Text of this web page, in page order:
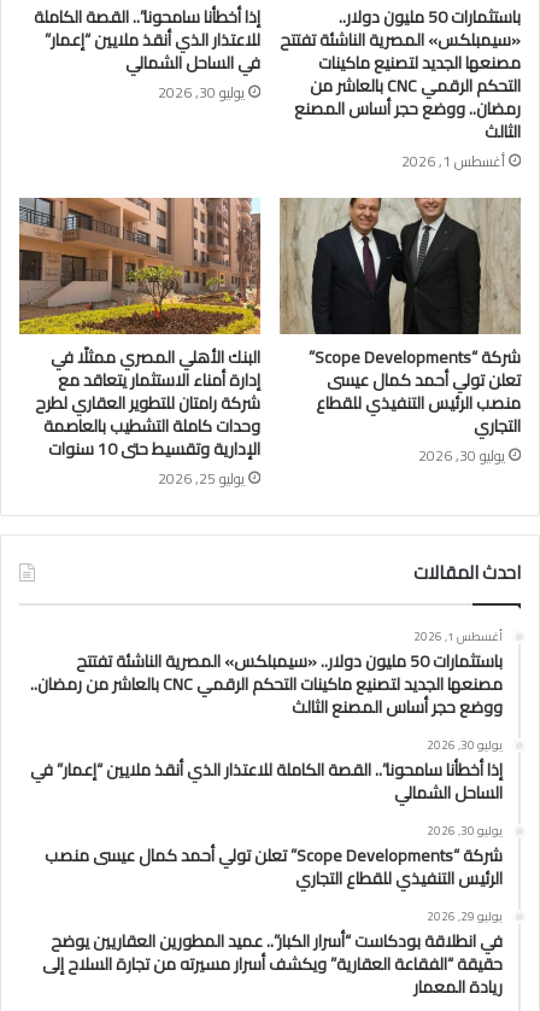
باستثمارات 50 مليون دولار..
«سيمبلكس» المصرية الناشئة تفتتح
مصنعها الجديد لتصنيع ماكينات
التحكم الرقمي CNC بالعاشر من
رمضان.. ووضع حجر أساس المصنع
الثالث
أغسطس 1, 2026
إذا أخطأنا سامحونا”.. القصة الكاملة
للاعتذار الذي أنقذ ملايين “إعمار”
في الساحل الشمالي
يوليو 30, 2026
شركة “Scope Developments”
تعلن تولي أحمد كمال عيسى
منصب الرئيس التنفيذي للقطاع
التجاري
يوليو 30, 2026
البنك الأهلي المصري ممثلًا في
إدارة أمناء الاستثمار يتعاقد مع
شركة رامتان للتطوير العقاري لطرح
وحدات كاملة التشطيب بالعاصمة
الإدارية وتقسيط حتى 10 سنوات
يوليو 25, 2026
احدث المقالات
أغسطس 1, 2026
باستثمارات 50 مليون دولار.. «سيمبلكس» المصرية الناشئة تفتتح
مصنعها الجديد لتصنيع ماكينات التحكم الرقمي CNC بالعاشر من رمضان..
ووضع حجر أساس المصنع الثالث
يوليو 30, 2026
إذا أخطأنا سامحونا”.. القصة الكاملة للاعتذار الذي أنقذ ملايين “إعمار” في
الساحل الشمالي
يوليو 30, 2026
شركة “Scope Developments” تعلن تولي أحمد كمال عيسى منصب
الرئيس التنفيذي للقطاع التجاري
يوليو 29, 2026
في انطلاقة بودكاست “أسرار الكبار”.. عميد المطورين العقاريين يوضح
حقيقة “الفقاعة العقارية” ويكشف أسرار مسيرته من تجارة السلاح إلى
ريادة المعمار